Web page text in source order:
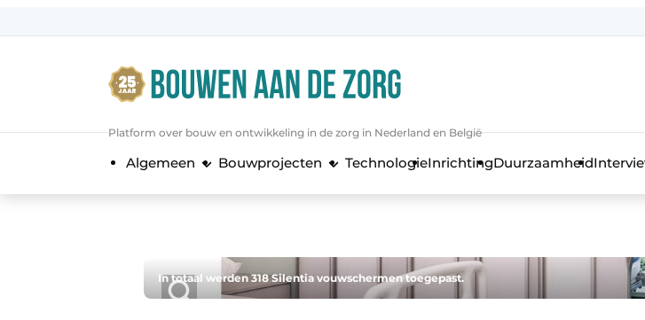
Algemene voorwaarden
Jubileumboek
Platform over bouw en ontwikkeling in de zorg in Nederland en België
Algemeen Bouwprojecten TechnologieInrichtingDuurzaamheid
In totaal werden 318 Silentia vouwschermen toegepast.